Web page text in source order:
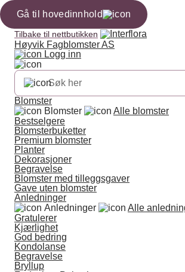
Gå til hovedinnhold
Tilbake til nettbutikken
Høyvik Fagblomster AS
Logg inn
Blomster
Blomster
Alle blomster
Bestselgere
Blomsterbuketter
Premium blomster
Planter
Dekorasjoner
Begravelse
Blomster med tilleggsgaver
Gave uten blomster
Anledninger
Anledninger
Alle
Gratulerer
Kjærlighet
God bedring
Kondolanse
Begravelse
Bryllup